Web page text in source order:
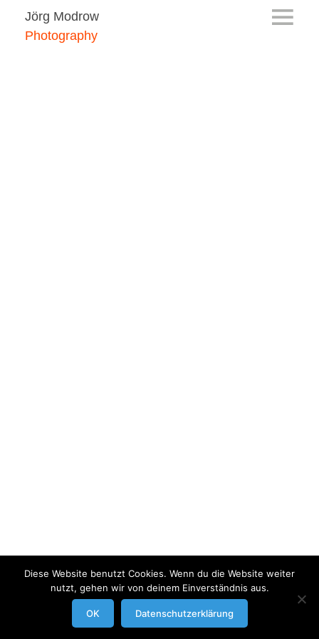
Jörg Modrow
Photography
modrowgrafie.de © 2023 | Impressum/Datenschutzerklaerung
Businessportraits
Diese Website benutzt Cookies. Wenn du die Website weiter
nutzt, gehen wir von deinem Einverständnis aus.
OK Datenschutzerklärung